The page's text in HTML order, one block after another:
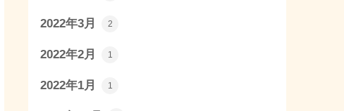
2022年3月 2
2022年2月 1
2022年1月 1